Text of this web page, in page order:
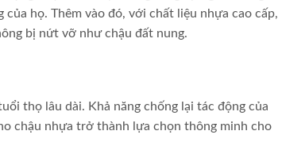
họ. Thêm vào đó, với chất liệu nhựa cao cấp,
bị nứt vỡ như chậu đất nung.
thọ lâu dài. Khả năng chống lại tác động của
chậu nhựa trở thành lựa chọn thông minh cho